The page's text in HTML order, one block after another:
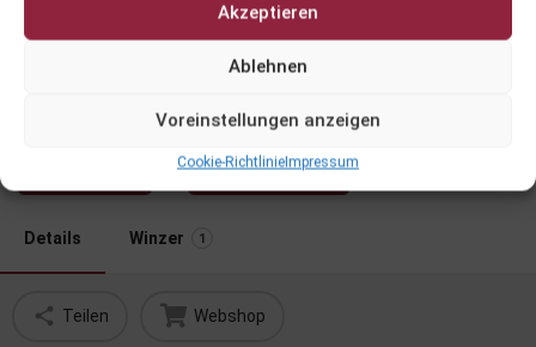
Akzeptieren
Ablehnen
Voreinstellungen anzeigen
Cookie-RichtlinieImpressum
Grauburgunder 25 - DIVA -
Datenblatt
Details Winzer 1
Teilen Webshop